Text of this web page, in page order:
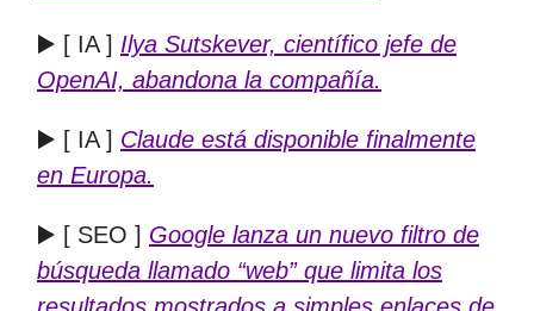
▶️ [ IA ] Ilya Sutskever, científico jefe de
OpenAI, abandona la compañía.
▶️ [ IA ] Claude está disponible finalmente
en Europa.
▶️ [ SEO ] Google lanza un nuevo filtro de
búsqueda llamado “web” que limita los